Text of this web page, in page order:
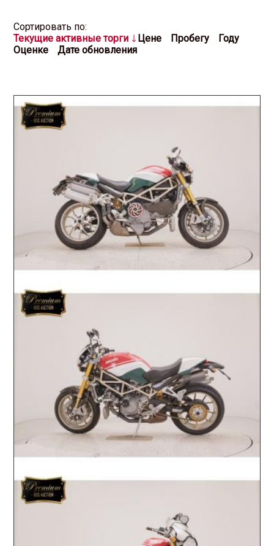
Cортировать по:
Текущие активные торги
Цене Пробегу
Году
Оценке
Дате обновления